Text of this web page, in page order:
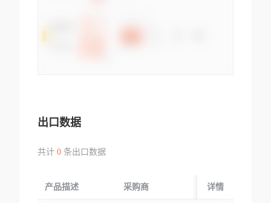
出口数据
共计 0条出口数据
产品描述 采购商 起运国/地区
详情